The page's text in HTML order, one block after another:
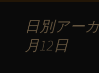
日別アー
月12日